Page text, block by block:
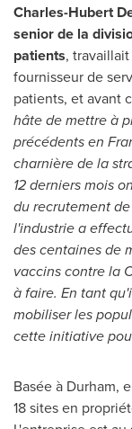
Charles-Hubert
senior de la
patients,
fournisseur de
patients, et avant
hâte de mettre à
précédents en
charnière de la
12 derniers mois
du recrutement
l'industrie a
des centaines de
vaccins contre la
à faire. En tant
mobiliser les
cette initiative
Basée à Durham,
18 sites en